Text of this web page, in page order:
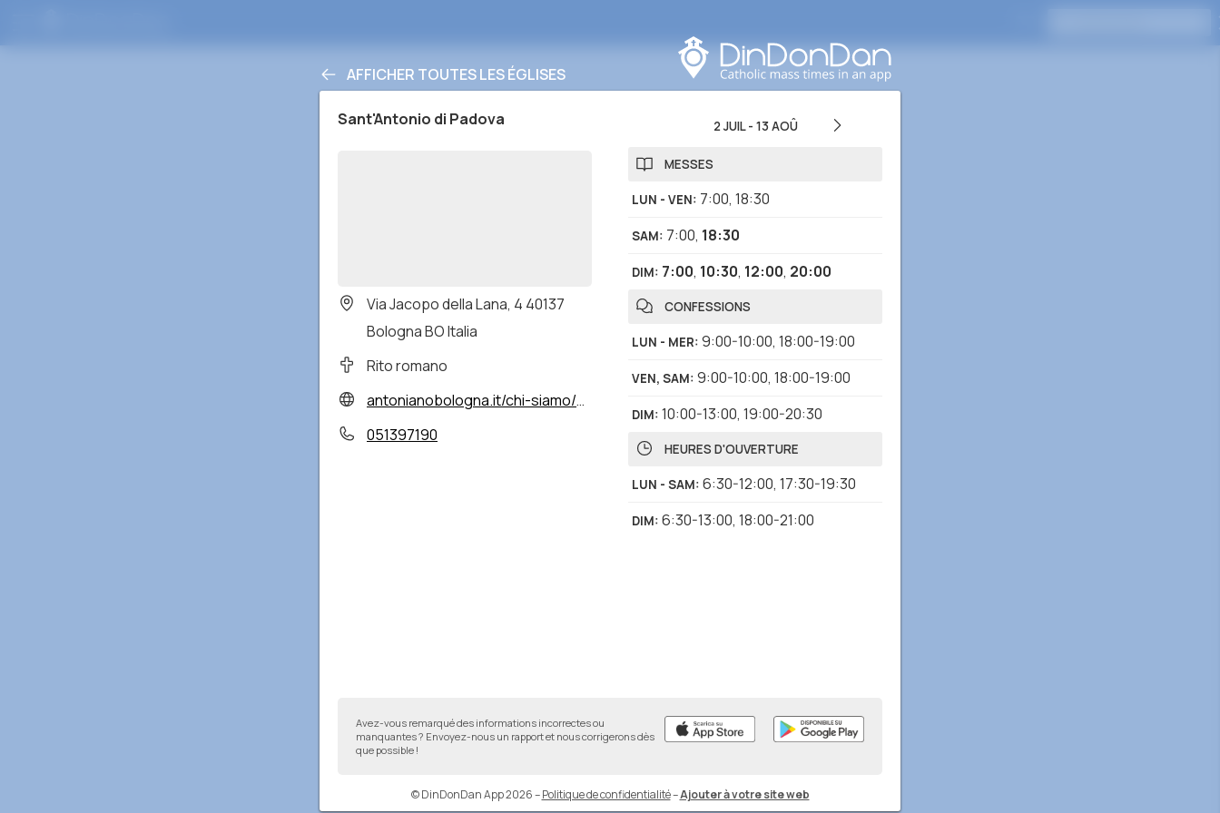
AFFICHER TOUTES LES ÉGLISES
Sant'Antonio di Padova
Via Jacopo della Lana, 4 40137
Bologna BO Italia
Rito romano
antonianobologna.it/chi-siamo/antoniano/la-basilica-di-santantonio/
051397190
2 JUIL- 13 AOÛ
MESSES
LUN - VEN: 7:00, 18:30
SAM: 7:00, 18:30
DIM: 7:00, 10:30, 12:00, 20:00
CONFESSIONS
LUN - MER: 9:00-10:00, 18:00-19:00
VEN, SAM: 9:00-10:00, 18:00-19:00
DIM: 10:00-13:00, 19:00-20:30
HEURES D'OUVERTURE
LUN - SAM: 6:30-12:00, 17:30-19:30
DIM: 6:30-13:00, 18:00-21:00
Avez-vous remarqué des informations incorrectes ou
manquantes ? Envoyez-nous un rapport et nous corrigerons dès
que possible !
© DinDonDan App 2026– Politique de confidentialité–Ajouter à votre site web